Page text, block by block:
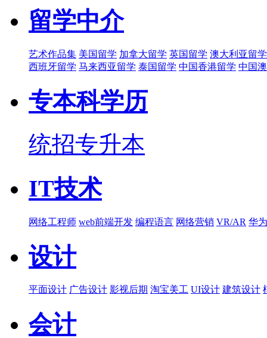
留学中介
艺术作品集 美国留学 加拿大留学 英国留学 澳大利亚留学
西班牙留学 马来西亚留学 泰国留学 中国香港留学 中国
专本科学历
统招专升本
IT技术
网络工程师 web前端开发 编程语言 网络营销 VR/AR 华为
设计
平面设计 广告设计 影视后期 淘宝美工 UI设计 建筑设计
会计